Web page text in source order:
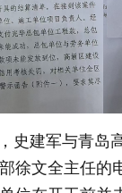
史建军与青岛
徐文全主任的